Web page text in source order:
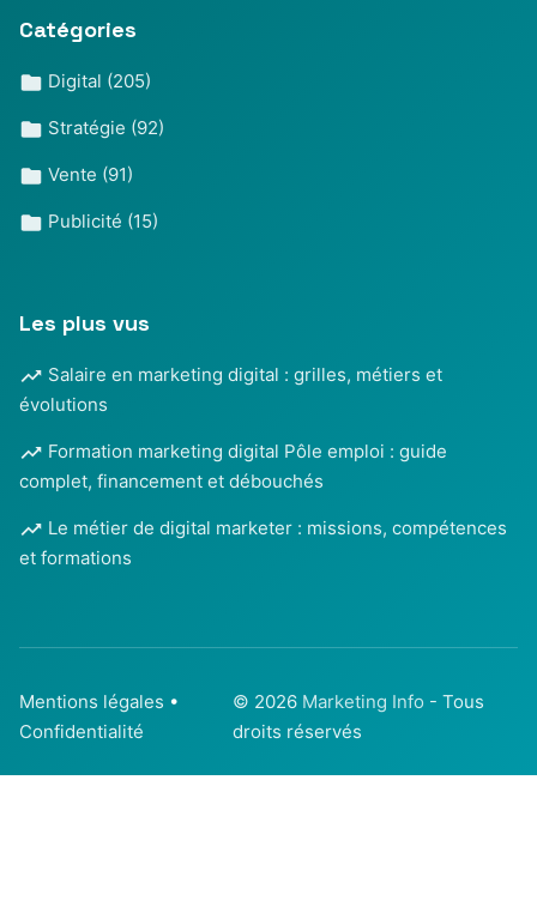
Catégories
Digital (205)
Stratégie (92)
Vente (91)
Publicité (15)
Les plus vus
Salaire en marketing digital : grilles, métiers et
évolutions
Formation marketing digital Pôle emploi : guide
complet, financement et débouchés
Le métier de digital marketer : missions, compétences
et formations
Mentions légales •
Confidentialité
© 2026 Marketing Info - Tous
droits réservés